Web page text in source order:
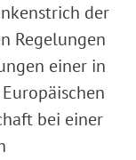
der
Regelungen
einer in
bei einer